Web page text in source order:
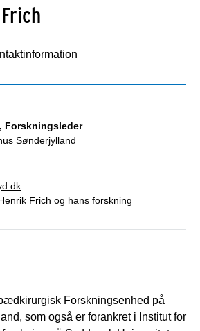
Forskningsleder
Sønderjylland
Frich og hans forskning
Forskningsenhed på
som også er forankret i Institut for